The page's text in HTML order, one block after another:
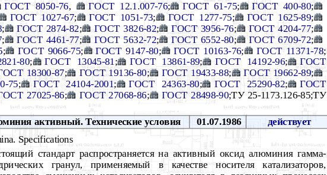
ГОСТ 8050-76, ГОСТ 12.1.007-76; ГОСТ 61-75; ГОСТ 400-80;
ГОСТ 1027-67; ГОСТ 1051-73; ГОСТ 1277-75; ГОСТ 1625-89;
; ГОСТ 2874-82; ГОСТ 3826-82; ГОСТ 3956-76; ГОСТ 4204-77;
; ГОСТ 4461-77; ГОСТ 5632-72; ГОСТ 6552-80; ГОСТ 6709-72;
; ГОСТ 9066-75; ГОСТ 9147-80; ГОСТ 10163-76; ГОСТ 11371-78;
80; ГОСТ 13045-81 ; ГОСТ 13861-89; ГОСТ 14192-96;
ГОСТ
18300-87; ГОСТ 19136-80; ГОСТ 19433-88; ГОСТ 19662-89;
75; ГОСТ 24104-2001; ГОСТ 24363-80; ГОСТ 25290-82;
ГОСТ
27025-86; ГОСТ 27068-86; ГОСТ 28498-90;ТУ 25-1173.126-85;ТУ
активный. Технические условия 01.07.1986
действует
Specifications
стандарт распространяется на активный оксид алюминия гамма-
гранул, применяемый в качестве носителя катализаторов,